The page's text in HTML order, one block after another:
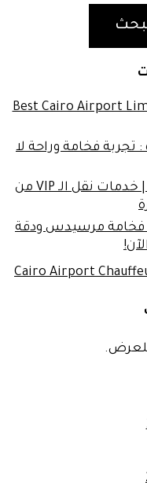
Best Cairo Airport
فخامة وراحة لا
VIP Conference Transportation | خدمات نقل الـ VIP من
مطار القاهرة 2026: فخامة مرسيدس ودقة
Cairo Airport